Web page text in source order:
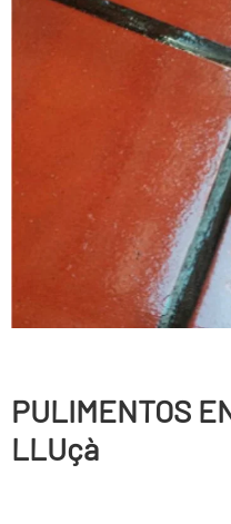
PULIMENTOS
LLUçà